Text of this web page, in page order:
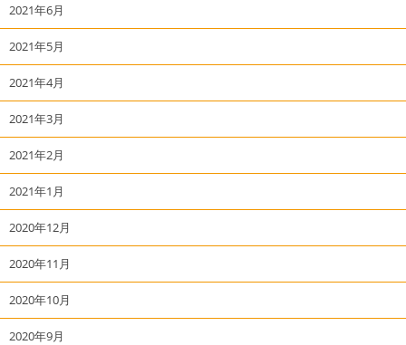
2021年6月
2021年5月
2021年4月
2021年3月
2021年2月
2021年1月
2020年12月
2020年11月
2020年10月
2020年9月